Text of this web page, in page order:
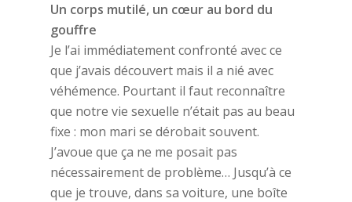
Un corps mutilé, un cœur au bord du
gouffre
Je l’ai immédiatement confronté avec ce
que j’avais découvert mais il a nié avec
véhémence. Pourtant il faut reconnaître
que notre vie sexuelle n’était pas au beau
fixe : mon mari se dérobait souvent.
J’avoue que ça ne me posait pas
nécessairement de problème… Jusqu’à ce
que je trouve, dans sa voiture, une boîte